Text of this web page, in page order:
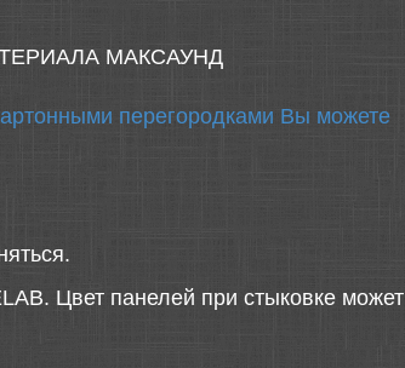
МАКСАУНД
перегородками Вы можете
Цвет панелей при стыковке может